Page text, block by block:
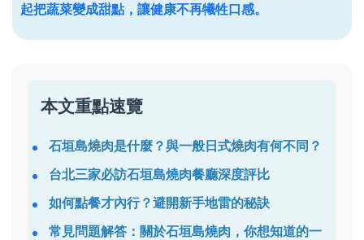
起把蔬菜變成甜點，讓健康不再犧牲口感。
本文重點速覽
石垣島燒肉是什麼？與一般日式燒肉有何不同？
台北三家必訪石垣島燒肉餐廳深度評比
如何點餐才內行？避開新手地雷的秘訣
常見問題解答：關於石垣島燒肉，你想知道的一